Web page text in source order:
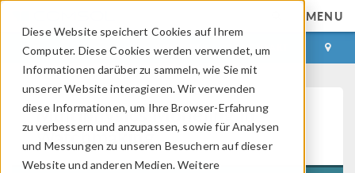
Diese Website speichert Cookies auf Ihrem
Computer. Diese Cookies werden verwendet, um
Informationen darüber zu sammeln, wie Sie mit
unserer Website interagieren. Wir verwenden
diese Informationen, um Ihre Browser-Erfahrung
zu verbessern und anzupassen, sowie für Analysen
und Messungen zu unseren Besuchern auf dieser
Website und anderen Medien. Weitere
MENU
ANMELDEN KONTAKT
Multiphysics Modeling in
Watchmaking